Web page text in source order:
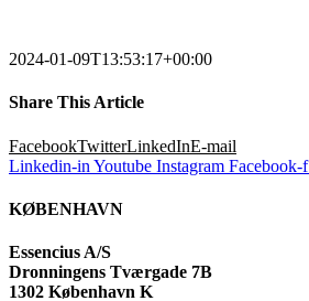
2024-01-09T13:53:17+00:00
Share This Article
FacebookTwitterLinkedInE-mail
Linkedin-in Youtube Instagram Facebook-f
KØBENHAVN
Essencius A/S
Dronningens Tværgade 7B
1302 København K